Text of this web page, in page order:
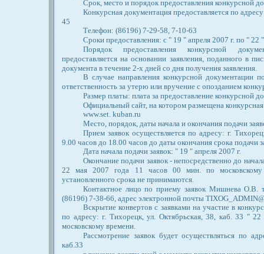
Срок, место и порядок предоставления конкурсной
Конкурсная документация предоставляется по
45
Телефон: (86196) 7-29-58, 7-10-63
Сроки предоставления: с " 19 " апреля 2007 г. по " 22
Порядок предоставления конкурсной
предоставляется на основании заявления, поданного в
документа в течение 2-х дней со дня получения заявления.
В случае направления конкурсной документации
ответственность за утерю или вручение с опозданием
Размер платы: плата за предоставление конкурсной
Официальный сайт, на котором размещена
www.set. kuban.ru
Место, порядок, даты начала и окончания подачи
Прием заявок осуществляется по адресу: г.
9.00 часов до 18.00 часов до даты окончания срока подачи
Дата начала подачи заявок: " 19 " апреля 2007 г.
Окончание подачи заявок - непосредственно до
22 мая 2007 года 11 часов 00 мин. по московскому
установленного срока не принимаются.
Контактное лицо по приему заявок Мишнева О.В.
(86196) 7-38-66, адрес электронной почты
Вскрытие конвертов с заявками на участие в
по адресу: г. Тихорецк, ул. Октябрьская, 38, каб. 33 "
московскому времени.
Рассмотрение заявок будет осуществляться по
каб.33